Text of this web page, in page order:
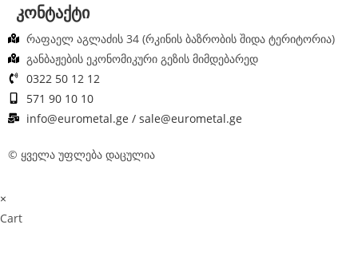
კონტაქტი
რაფაელ აგლაძის 34 (რკინის ბაზრობის შიდა ტერიტორია)
განბაჟების ეკონომიკური გეზის მიმდებარედ
0322 50 12 12
571 90 10 10
info@eurometal.ge / sale@eurometal.ge
© ყველა უფლება დაცულია
×
Cart